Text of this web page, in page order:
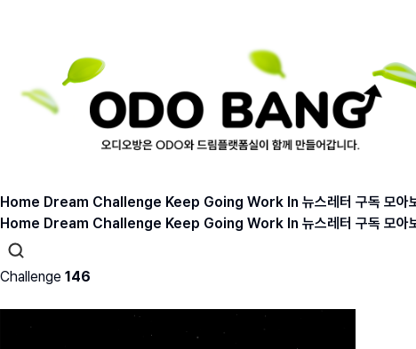
Home Dream Challenge Keep Going Work In 뉴스레터 구독 모아
Home Dream Challenge Keep Going Work In 뉴스레터 구독 모아
Challenge 146